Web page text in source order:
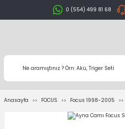
0 (554) 499 81 68
Anasayfa FOCUS Focus 1998-2005